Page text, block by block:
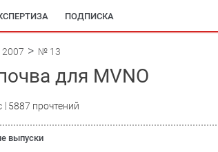
ПОДПИСКА
2007 № 13
для MVNO
5887 прочтений
выпуски